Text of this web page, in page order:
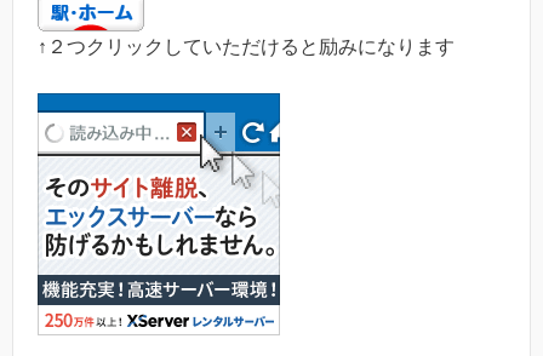
↑２つクリックしていただけると励みになります